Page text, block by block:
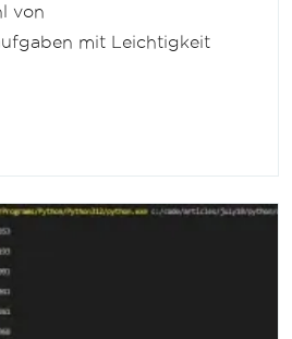
von
mit Leichtigkeit